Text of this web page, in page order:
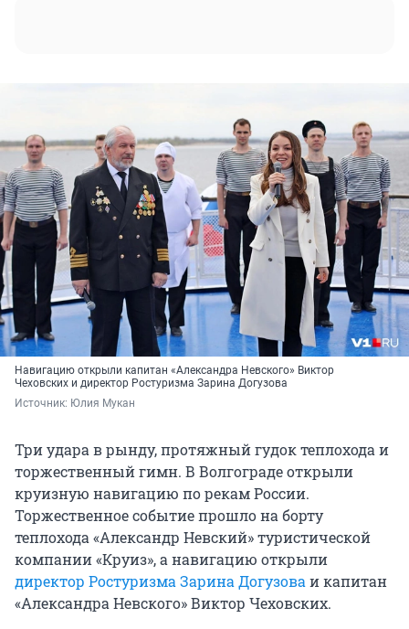
Навигацию открыли капитан «Александра Невского» Виктор
Чеховских и директор Ростуризма Зарина Догузова
Источник: Юлия Мукан
Три удара в рынду, протяжный гудок теплохода и
торжественный гимн. В Волгограде открыли
круизную навигацию по рекам России.
Торжественное событие прошло на борту
теплохода «Александр Невский» туристической
компании «Круиз», а навигацию открыли
директор Ростуризма Зарина Догузова и капитан
«Александра Невского» Виктор Чеховских.